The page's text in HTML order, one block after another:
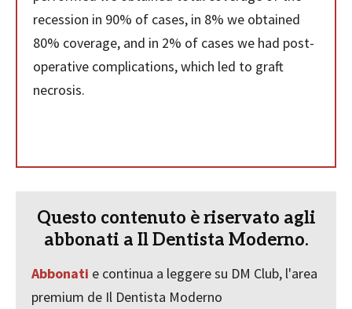
recession in 90% of cases, in 8% we obtained
80% coverage, and in 2% of cases we had post-
operative complications, which led to graft
necrosis.
Questo contenuto è riservato agli
abbonati a Il Dentista Moderno.
Abbonati e continua a leggere su DM Club, l'area
premium de Il Dentista Moderno